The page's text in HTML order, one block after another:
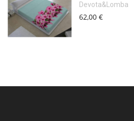
Devota&Lomba
62,00 €